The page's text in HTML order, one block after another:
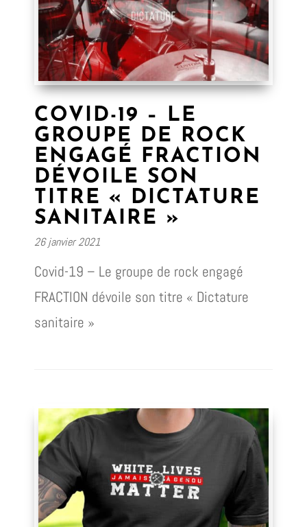
COVID-19 – LE
GROUPE DE ROCK
ENGAGÉ FRACTION
DÉVOILE SON
TITRE « DICTATURE
SANITAIRE »
26 janvier 2021
Covid-19 – Le groupe de rock engagé
FRACTION dévoile son titre « Dictature
sanitaire »